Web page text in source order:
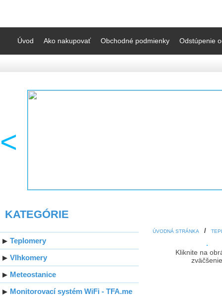
Úvod Ako nakupovať Obchodné podmienky Odstúpenie
<
ÚVODNÁ STRÁNKA
Kliknite na
KATEGÓRIE
Teplomery
Vlhkomery
Meteostanice
Monitorovací systém WiFi - TFA.me